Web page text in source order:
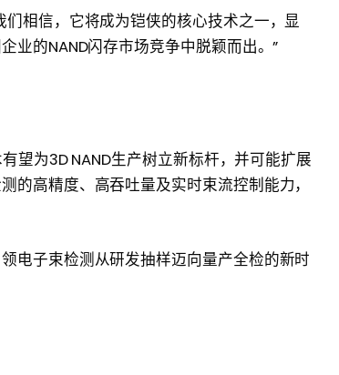
相信，它将成为铠侠的核心技术之一，显
业的NAND闪存市场竞争中脱颖而出。”
望为3D NAND生产树立新标杆，并可能扩展
的高精度、高吞吐量及实时束流控制能力，
电子束检测从研发抽样迈向量产全检的新时